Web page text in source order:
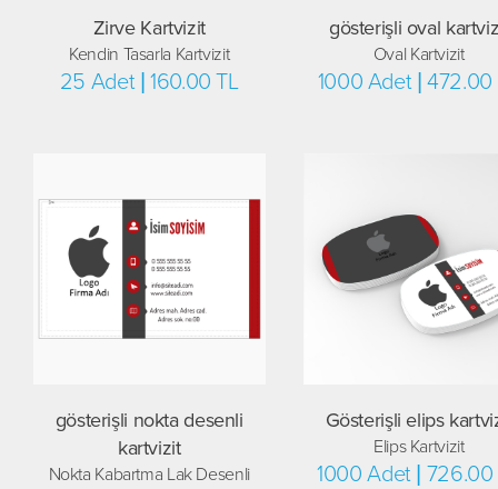
Zirve Kartvizit
Kendin Tasarla Kartvizit
25 Adet | 160.00 TL
gösterişli oval
Oval Kartvizit
1000 Adet | 472.00
gösterişli nokta desenli
kartvizit
Nokta Kabartma Lak Desenli
Gösterişli elips
Elips Kartvizit
1000 Adet | 726.00